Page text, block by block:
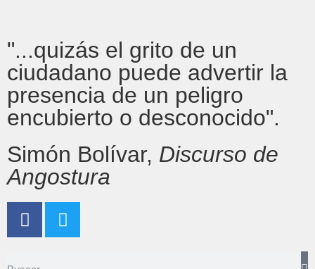
"...quizás el grito de un
ciudadano puede advertir la
presencia de un peligro
encubierto o desconocido".
Simón Bolívar, Discurso de
Angostura